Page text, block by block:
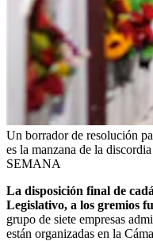
Un borrador de resolución
es la manzana de la
SEMANA
La disposición final de
Legislativo, a los gremios
grupo de siete empresas
están organizadas en la